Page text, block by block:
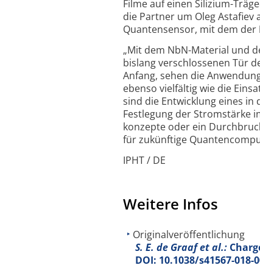
Filme auf einen Silizium-
die Partner um Oleg Astafiev
Quanten­sensor, mit dem der
„Mit dem NbN-Material und
bislang verschlossenen Tür
Anfang, sehen die
ebenso viel­fältig wie die
sind die Entwicklung eines
Fest­legung der Strom­stärke
konzepte oder ein
für zukünftige
IPHT / DE
Weitere Infos
Originalveröffentlichung
S. E. de Graaf et al.:
DOI: 10.1038/s41567-018-